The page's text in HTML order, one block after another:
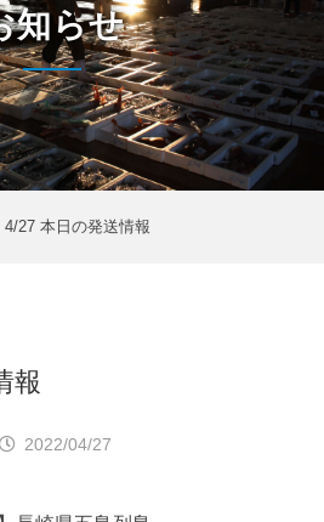
知らせ
4/27 本日の発送情報
報
2022/04/27